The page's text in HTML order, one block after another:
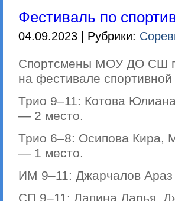
Фестиваль по
04.09.2023 | Рубрики:
Спортсмены МОУ ДО СШ г.
на фестивале
Трио 9–11: Котова
— 2 место.
Трио 6–8: Осипова Кира,
— 1 место.
ИМ 9–11: Джарчалов